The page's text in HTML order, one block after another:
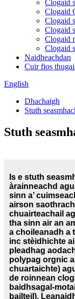
Clogaid
Clogaid
Clogaid
Clogaid
Clogaid
Clogaid
Naidheachdan
Cuir fios
English
Dhachaigh
Stuth
Stuth
Is e stuth
àrainneachd
sinn a’
airson
chuairteachail
tha sinn air an
a choileanadh a
inc stèidhichte
pleadhag
polypag orgnic
chuartaichte)
de roinnean
baidhsagal-
bailteil).